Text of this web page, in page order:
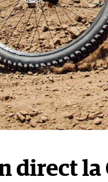
direct